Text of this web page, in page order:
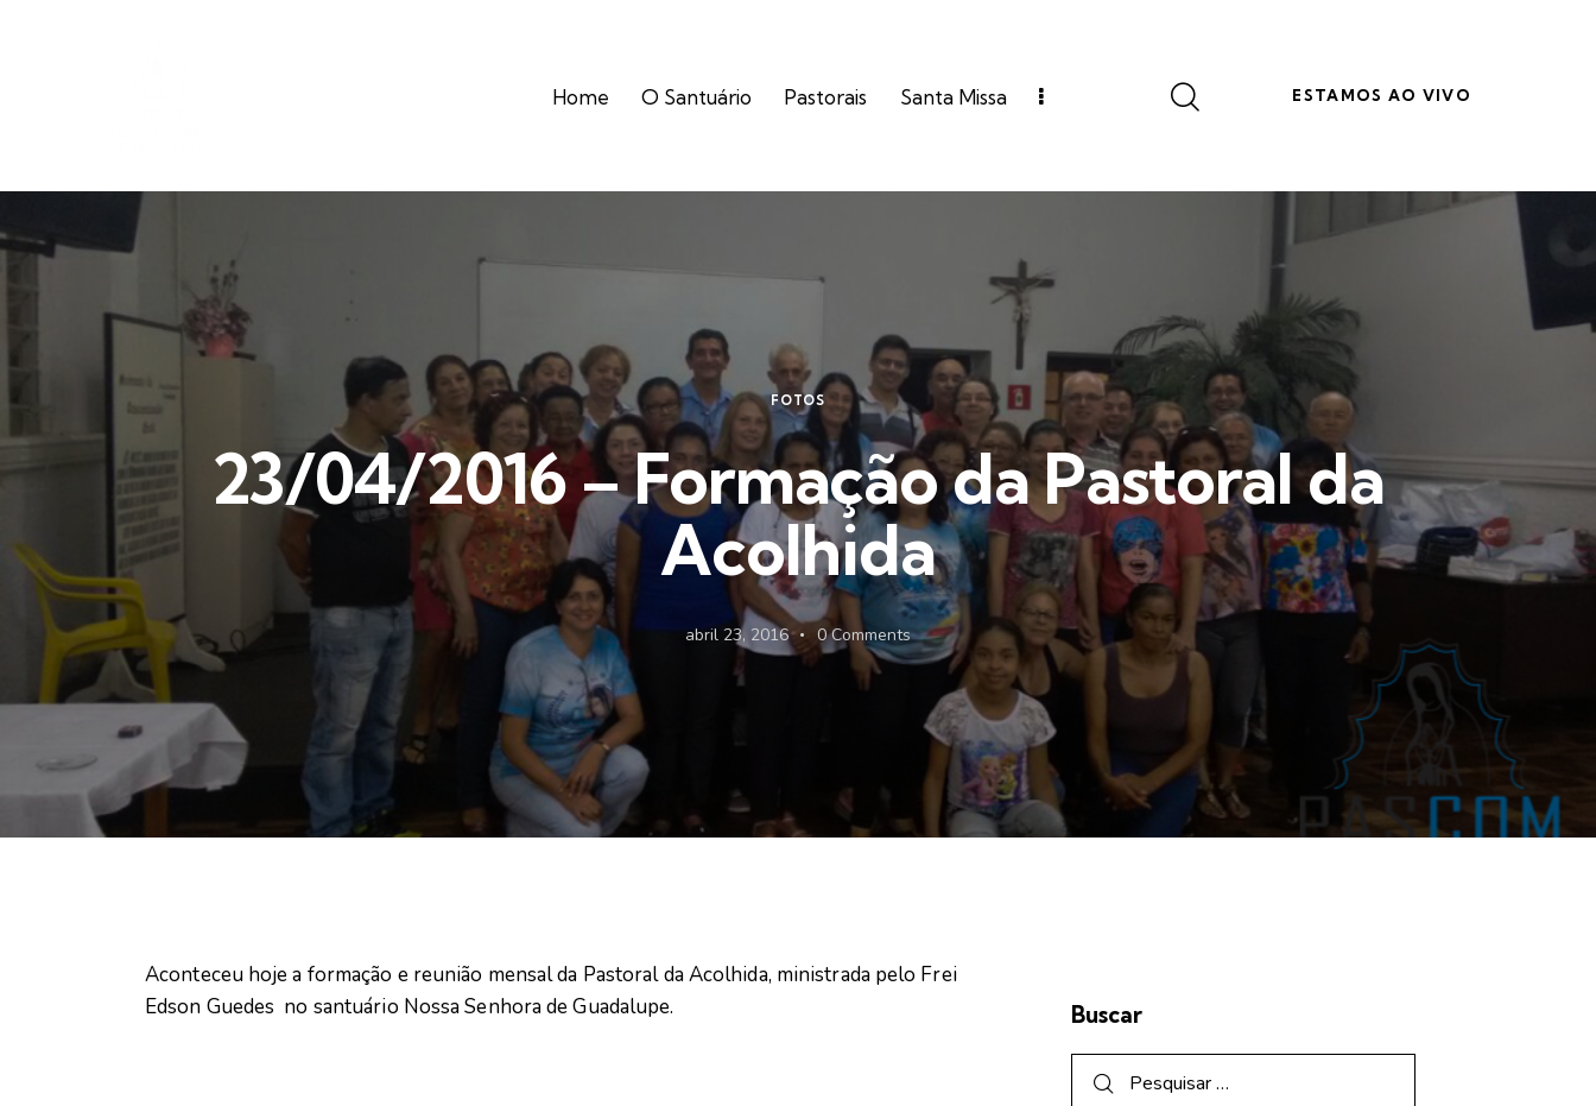
Home O Santuário Pastorais Santa Missa ESTAMOS AO VIVO
FOTOS
23/04/2016 – Formação da Pastoral da
Acolhida
abril 23, 2016 0 Comments
Aconteceu hoje a formação e reunião mensal da Pastoral da Acolhida, ministrada pelo Frei
Edson Guedes no santuário Nossa Senhora de Guadalupe.
Buscar